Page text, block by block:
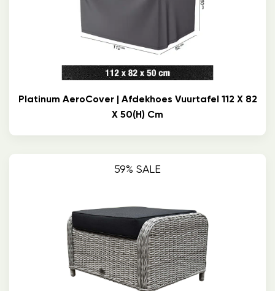
Platinum AeroCover | Afdekhoes Vuurtafel 112 X 82
X 50(h) Cm
59% SALE